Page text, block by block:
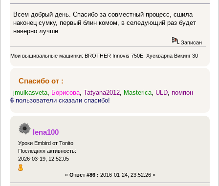
Всем добрый день. Спасибо за совместный процесс, сшила
наконец сумку, первый блин комом, в селедующий раз будет
наверно лучше
Записан
Мои вышивальные машинки: BROTHER Innovis 750Е, Хускварна Викинг 30
Спасибо от :
jmulkasveta, Борисова,Tatyana2012, Masterica, ULD, помпон
6 пользователи сказали спасибо!
lena100
Уроки Embird от Tonito
Последняя активность:
2026-03-19, 12:52:05
« Ответ #86 : 2016-01-24, 23:52:26 »